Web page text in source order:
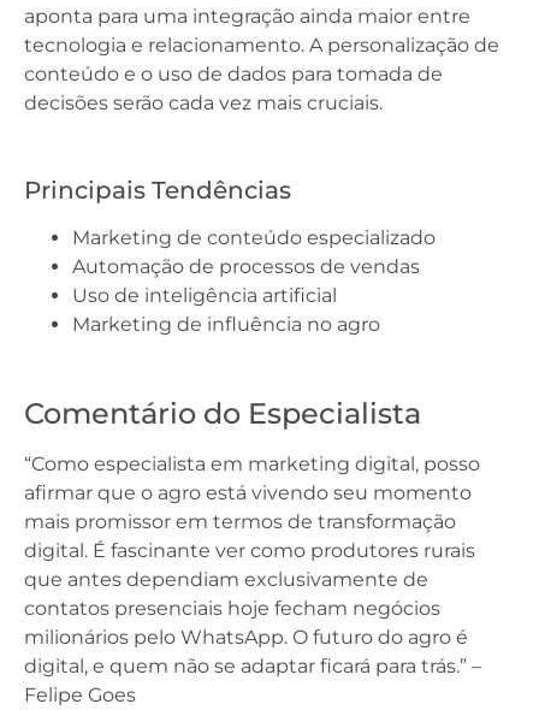
aponta para uma integração ainda maior entre
tecnologia e relacionamento. A personalização de
conteúdo e o uso de dados para tomada de
decisões serão cada vez mais cruciais.
Principais Tendências
Marketing de conteúdo especializado
Automação de processos de vendas
Uso de inteligência artificial
Marketing de influência no agro
Comentário do Especialista
“Como especialista em marketing digital, posso
afirmar que o agro está vivendo seu momento
mais promissor em termos de transformação
digital. É fascinante ver como produtores rurais
que antes dependiam exclusivamente de
contatos presenciais hoje fecham negócios
milionários pelo WhatsApp. O futuro do agro é
digital, e quem não se adaptar ficará para trás.” –
Felipe Goes